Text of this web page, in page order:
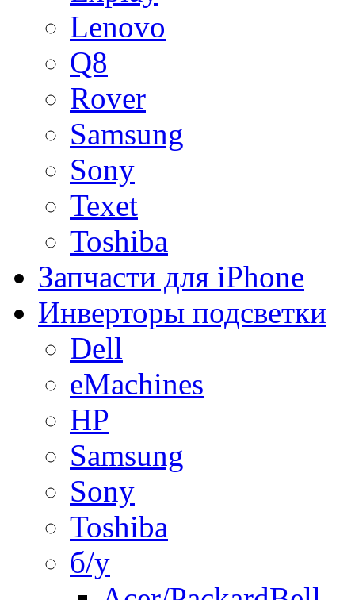
Lenovo
Q8
Rover
Samsung
Sony
Texet
Toshiba
Запчасти для iPhone
Инверторы подсветки
Dell
eMachines
HP
Samsung
Sony
Toshiba
б/у